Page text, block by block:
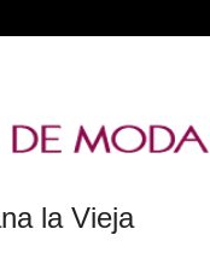
la Vieja